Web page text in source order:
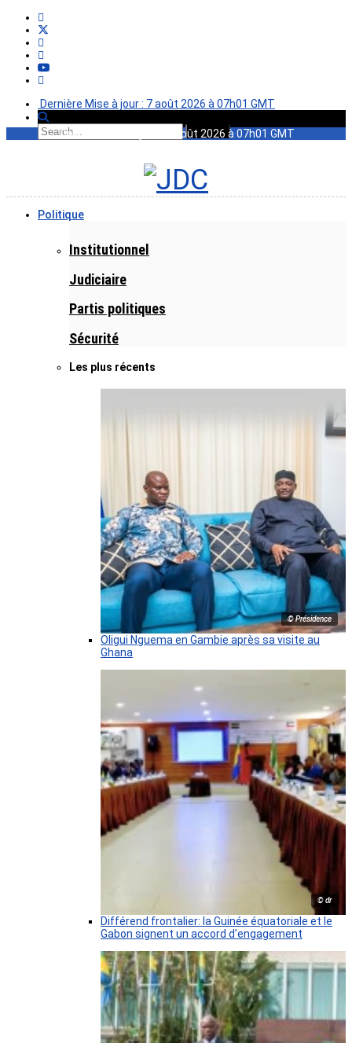
Dernière Mise à jour : 7 août 2026 à 07h01 GMT
Dernière Mise à jour : 7 août 2026 à 07h01 GMT
Politique
Institutionnel
Judiciaire
Partis politiques
Sécurité
Les plus récents
© Présidence
Oligui Nguema en Gambie après sa visite au
Ghana
© dr
Différend frontalier: la Guinée équatoriale et le
Gabon signent un accord d’engagement